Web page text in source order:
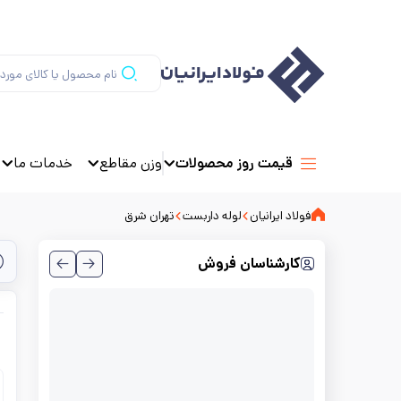
قیمت روز محصولات وزن مقاطع خدمات ما
فولاد ایرانیان لوله داربست تهران شرق
کارشناسان فروش